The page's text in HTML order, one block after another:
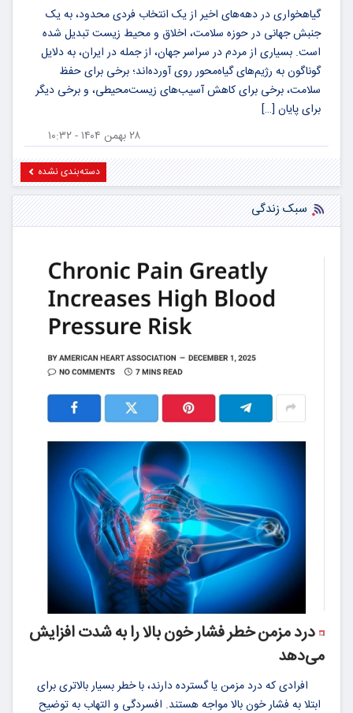
گیاهخواری در دهه‌های اخیر از یک انتخاب فردی محدود، به یک
جنبش جهانی در حوزه سلامت، اخلاق و محیط زیست تبدیل شده
است. بسیاری از مردم در سراسر جهان، از جمله در ایران، به دلایل
گوناگون به رژیم‌های گیاه‌محور روی آورده‌اند؛ برخی برای حفظ
سلامت، برخی برای کاهش آسیب‌های زیست‌محیطی، و برخی دیگر
برای پایان […]
۲۸ بهمن ۱۴۰۴ - ۱۰:۳۲
دسته‌بندی نشده
سبک زندگی
درد مزمن خطر فشار خون بالا را به شدت افزایش
می‌دهد
افرادی که درد مزمن یا گسترده دارند، با خطر بسیار بالاتری برای
ابتلا به فشار خون بالا مواجه هستند. افسردگی و التهاب به توضیح